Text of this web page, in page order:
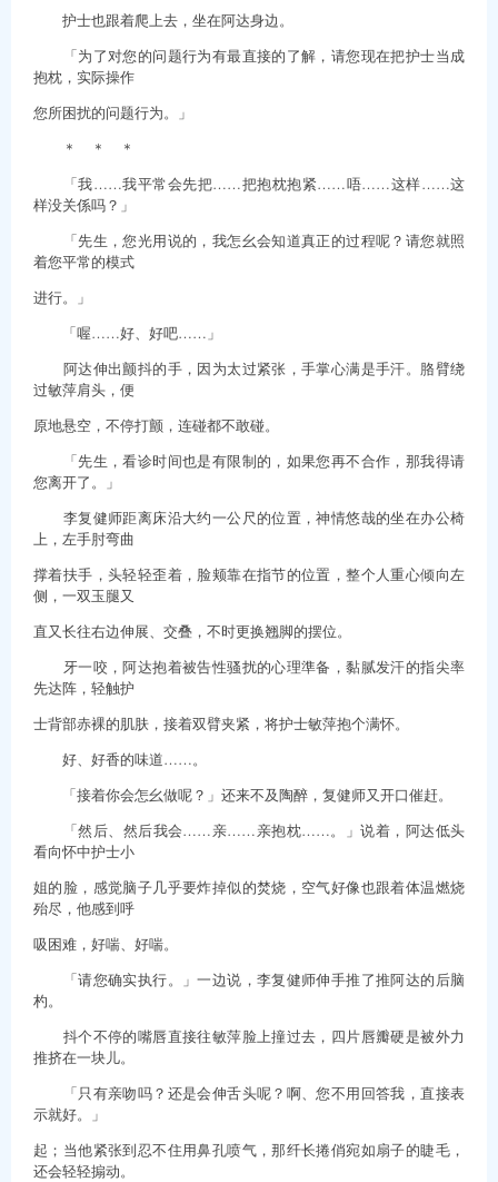
护士也跟着爬上去，坐在阿达身边。
「为了对您的问题行为有最直接的了解，请您现在把护士当成
抱枕，实际操作
您所困扰的问题行为。」
＊ ＊ ＊
「我……我平常会先把……把抱枕抱紧……唔……这样……这
样没关係吗？」
「先生，您光用说的，我怎幺会知道真正的过程呢？请您就照
着您平常的模式
进行。」
「喔……好、好吧……」
阿达伸出颤抖的手，因为太过紧张，手掌心满是手汗。胳臂绕
过敏萍肩头，便
原地悬空，不停打颤，连碰都不敢碰。
「先生，看诊时间也是有限制的，如果您再不合作，那我得请
您离开了。」
李复健师距离床沿大约一公尺的位置，神情悠哉的坐在办公椅
上，左手肘弯曲
撑着扶手，头轻轻歪着，脸颊靠在指节的位置，整个人重心倾向左
侧，一双玉腿又
直又长往右边伸展、交叠，不时更换翘脚的摆位。
牙一咬，阿达抱着被告性骚扰的心理準备，黏腻发汗的指尖率
先达阵，轻触护
士背部赤裸的肌肤，接着双臂夹紧，将护士敏萍抱个满怀。
好、好香的味道……。
「接着你会怎幺做呢？」还来不及陶醉，复健师又开口催赶。
「然后、然后我会……亲……亲抱枕……。」说着，阿达低头
看向怀中护士小
姐的脸，感觉脑子几乎要炸掉似的焚烧，空气好像也跟着体温燃烧
殆尽，他感到呼
吸困难，好喘、好喘。
「请您确实执行。」一边说，李复健师伸手推了推阿达的后脑
杓。
抖个不停的嘴唇直接往敏萍脸上撞过去，四片唇瓣硬是被外力
推挤在一块儿。
「只有亲吻吗？还是会伸舌头呢？啊、您不用回答我，直接表
示就好。」
起；当他紧张到忍不住用鼻孔喷气，那纤长捲俏宛如扇子的睫毛，
还会轻轻搧动。